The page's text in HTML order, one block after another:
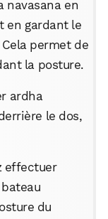
navasana en
en gardant le
permet de
la posture.
ardha
le dos,
effectuer
du